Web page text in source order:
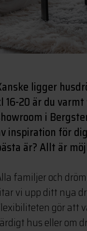
ligger
16-20 är du
i
inspiration för
är? Allt är
familjer och
vi upp ditt nya
gör att
hus eller om